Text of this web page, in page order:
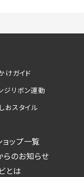
けガイド
ジリボン運動
おスタイル
ョップ一覧
らのお知らせ
とは